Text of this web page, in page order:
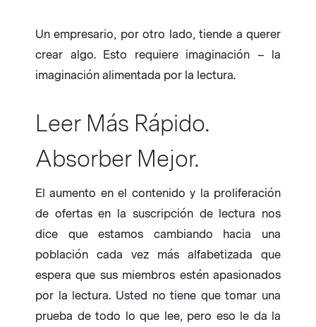
Un empresario, por otro lado, tiende a querer
crear algo. Esto requiere imaginación – la
imaginación alimentada por la lectura.
Leer Más Rápido.
Absorber Mejor.
El aumento en el contenido y la proliferación
de ofertas en la suscripción de lectura nos
dice que estamos cambiando hacia una
población cada vez más alfabetizada que
espera que sus miembros estén apasionados
por la lectura. Usted no tiene que tomar una
prueba de todo lo que lee, pero eso le da la